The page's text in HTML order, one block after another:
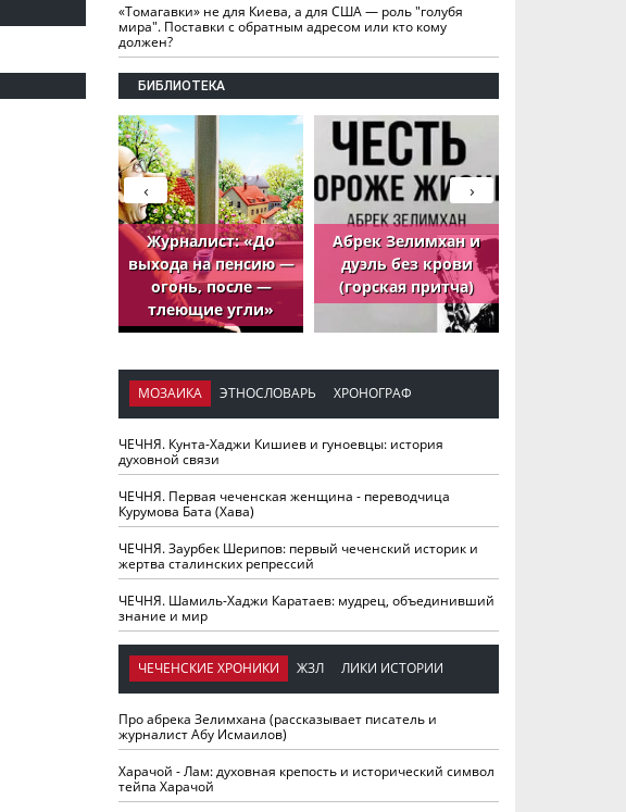
«Томагавки» не для Киева, а для США — роль "голубя
мира". Поставки с обратным адресом или кто кому
должен?
БИБЛИОТЕКА
Журналист: «До
выхода на пенсию —
огонь, после —
тлеющие угли»
Абрек Зелимхан и
дуэль без крови
(горская притча)
›
‹
МОЗАИКА ЭТНОСЛОВАРЬ ХРОНОГРАФ
ЧЕЧНЯ. Кунта-Хаджи Кишиев и гуноевцы: история
духовной связи
ЧЕЧНЯ. Первая чеченская женщина - переводчица
Курумова Бата (Хава)
ЧЕЧНЯ. Заурбек Шерипов: первый чеченский историк и
жертва сталинских репрессий
ЧЕЧНЯ. Шамиль-Хаджи Каратаев: мудрец, объединивший
знание и мир
ЧЕЧЕНСКИЕ ХРОНИКИ ЖЗЛ ЛИКИ ИСТОРИИ
Про абрека Зелимхана (рассказывает писатель и
журналист Абу Исмаилов)
Харачой - Лам: духовная крепость и исторический символ
тейпа Харачой